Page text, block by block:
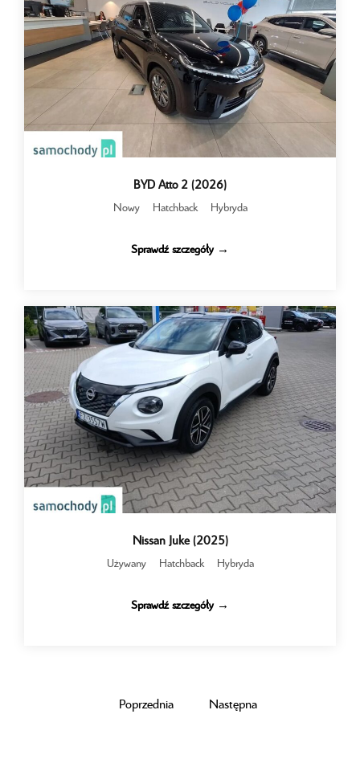
BYD Atto 2 (2026)
Nowy Hatchback Hybryda
Sprawdź szczegóły →
Nissan Juke (2025)
Używany Hatchback Hybryda
Sprawdź szczegóły →
Poprzednia Następna